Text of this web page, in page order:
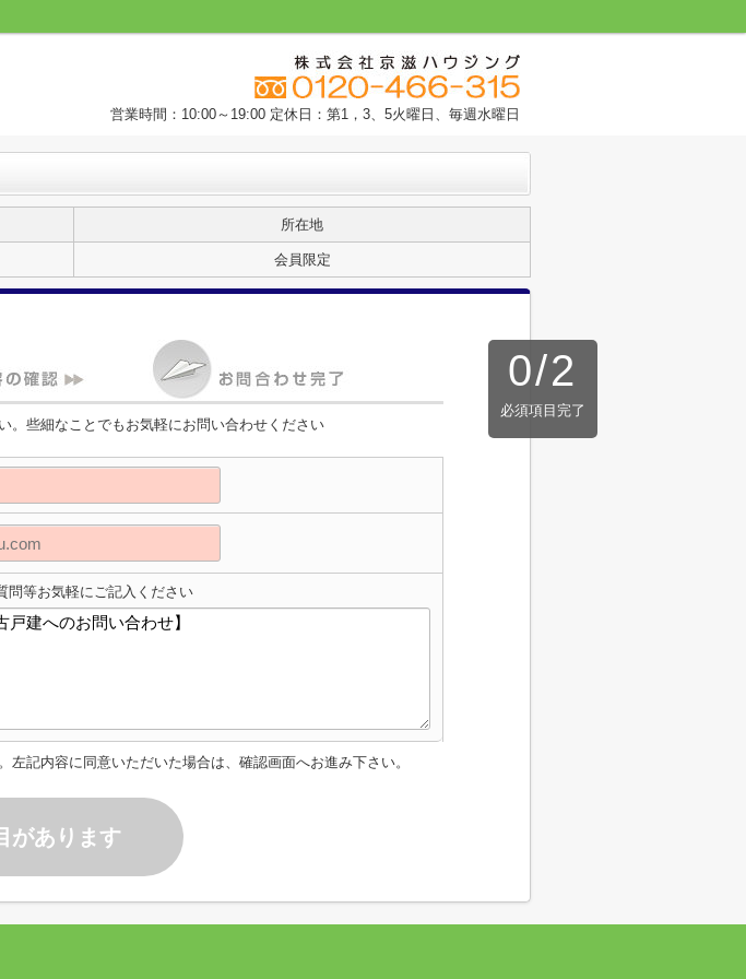
営業時間：10:00～19:00 定休日：第1，3、5火曜日、毎週水曜日
所在地
会員限定
0/2
必須項目完了
。些細なことでもお気軽にお問い合わせください
問等お気軽にご記入ください
左記内容に同意いただいた場合は、確認画面へお進み下さい。
があります